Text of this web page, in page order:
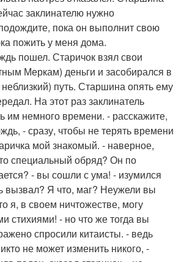
заклинателю нужно
пока он выполнит свою
пожить у меня дома.
пошел. Старичок взял свои
Меркам) деньги и засобирался в
путь. Старшина опять ему
На этот раз заклинатель
им немного времени. - расскажите,
- сразу, чтобы не терять времени
мой знакомый. - наверное,
специальный обряд? Он по
- вы сошли с ума! - изумился
вызвал? Я что, маг? Неужели вы
я, в своем ничтожестве, могу
стихиями! - но что же тогда вы
спросили китаисты. - ведь
не может изменить никого, -